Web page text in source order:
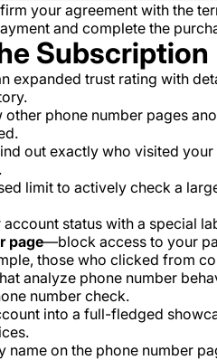
your agreement with the
and complete the
Subscription
expanded trust rating with
phone number pages
out exactly who visited your
limit to actively check a
status with a special
page—block access to your
those who clicked from
analyze phone number
number check.
into a full-fledged
on the phone number